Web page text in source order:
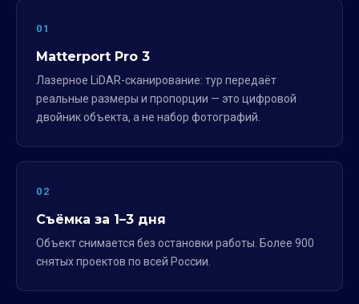
01
Matterport Pro 3
Лазерное LiDAR-сканирование: тур передаёт
реальные размеры и пропорции — это цифровой
двойник объекта, а не набор фотографий.
02
Съёмка за 1–3 дня
Объект снимается без остановки работы. Более 900
снятых проектов по всей России.